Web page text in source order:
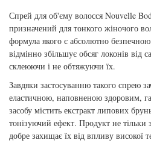
Спрей для об'єму волосся Nouvelle
призначений для тонкого жіночого
формула якого є абсолютно
відмінно збільшує обсяг локонів від
склеюючи і не обтяжуючи їх.
Завдяки застосуванню такого спрею
еластичною, наповненою здоровим,
засобу містить екстракт липових
тонізуючий ефект. Продукт не тільки
добре захищає їх від впливу високої
Кошти від лупи
Сироватка, флюїд для волосся
Subtil Color Lab Instant Detox -
для шкіри голови
Subtil Color Lab Maitrise Parfaite
кучерявого волосся
Subtil Color Lab Regeneration
Revlon Professional
Schwarzkopf Professional
Sezavi
Subrina Professional